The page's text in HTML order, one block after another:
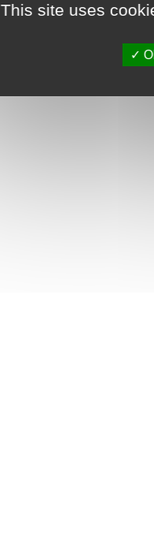
This site uses